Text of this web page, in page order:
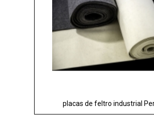
placas de feltro industrial